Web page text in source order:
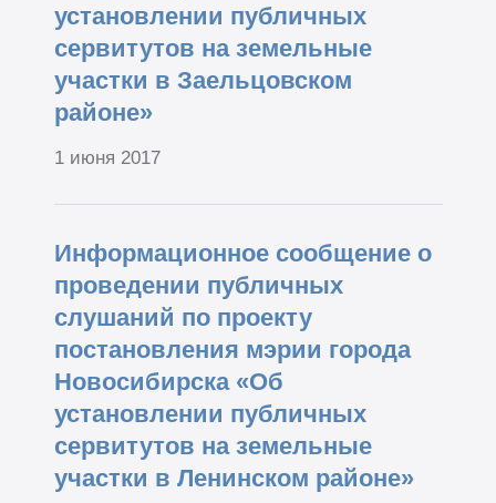
установлении публичных
сервитутов на земельные
участки в Заельцовском
районе»
1 июня 2017
Информационное сообщение о
проведении публичных
слушаний по проекту
постановления мэрии города
Новосибирска «Об
установлении публичных
сервитутов на земельные
участки в Ленинском районе»